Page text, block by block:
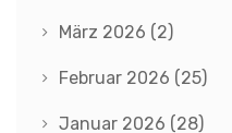
März 2026 (2)
Februar 2026 (25)
Januar 2026 (28)